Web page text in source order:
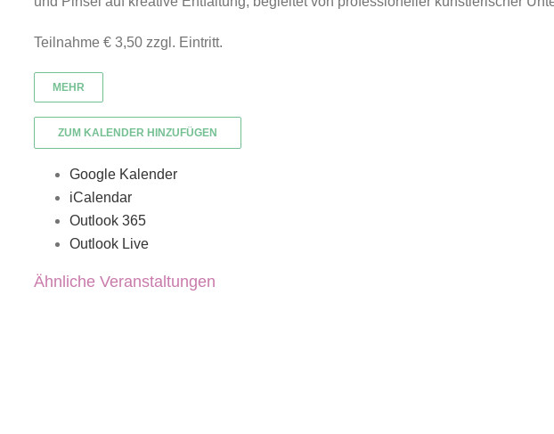
Teilnahme € 3,50 zzgl. Eintritt.
MEHR
ZUM KALENDER HINZUFÜGEN
Google Kalender
iCalendar
Outlook 365
Outlook Live
Ähnliche Veranstaltungen